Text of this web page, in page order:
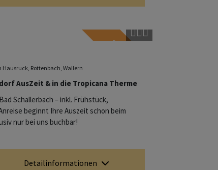
Rottenbach, Wallern
AusZeit & in die Tropicana Therme
Schallerbach – inkl. Frühstück,
beginnt Ihre Auszeit schon beim
nur bei uns buchbar!
Detailinformationen